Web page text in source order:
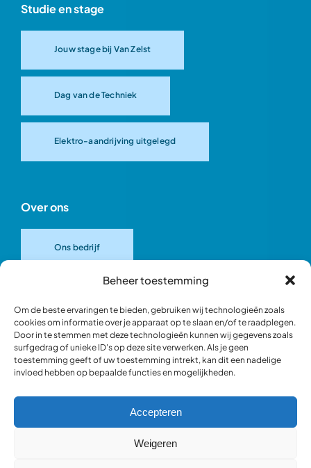
Beheer toestemming
Om de beste ervaringen te bieden, gebruiken wij technologieën zoals
cookies om informatie over je apparaat op te slaan en/of te raadplegen.
Door in te stemmen met deze technologieën kunnen wij gegevens zoals
surfgedrag of unieke ID's op deze site verwerken. Als je geen
toestemming geeft of uw toestemming intrekt, kan dit een nadelige
invloed hebben op bepaalde functies en mogelijkheden.
Accepteren
Weigeren
Studie en stage
Jouw stage bij Van Zelst
Dag van de Techniek
Elektro-aandrijving uitgelegd
Over ons
Ons bedrijf
Ons team
Blik in de werkplaats